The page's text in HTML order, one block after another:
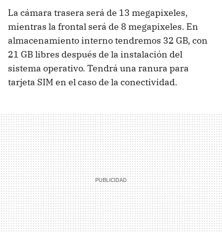
La cámara trasera será de 13 megapixeles,
mientras la frontal será de 8 megapixeles. En
almacenamiento interno tendremos 32 GB, con
21 GB libres después de la instalación del
sistema operativo. Tendrá una ranura para
tarjeta SIM en el caso de la conectividad.